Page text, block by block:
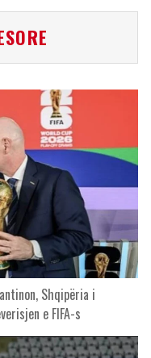
Shqipëria i
e FIFA-s